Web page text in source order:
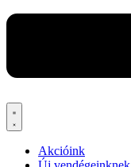
Akcióink